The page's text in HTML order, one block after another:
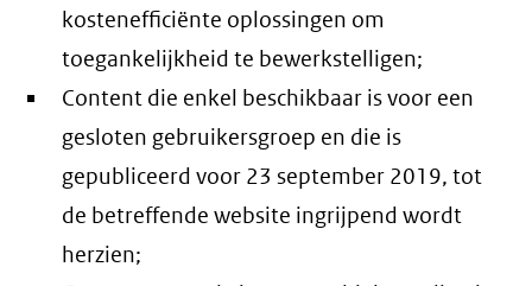
kostenefficiënte oplossingen om
toegankelijkheid te bewerkstelligen;
Content die enkel beschikbaar is voor een
gesloten gebruikersgroep en die is
gepubliceerd voor 23 september 2019, tot
de betreffende website ingrijpend wordt
herzien;